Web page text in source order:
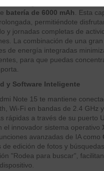
batería de 6000 mAh . Esta
permitiéndote
y jornadas completas de
La combinación de una
de energía integradas
para que puedas
y Software Inteligente
Note 15 te mantiene
Wi-Fi en bandas de 2.4 GHz
rápidas a través de su puerto
el innovador sistema operativo
avanzadas de IA como
de edición de fotos y
"Rodea para buscar",